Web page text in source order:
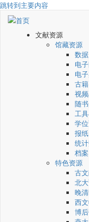
跳转到主要内容
文献资源
馆藏资源
数
电
电
古籍
视
随
工
学
报纸
统
档案
特色资源
古
北
晚
西
博